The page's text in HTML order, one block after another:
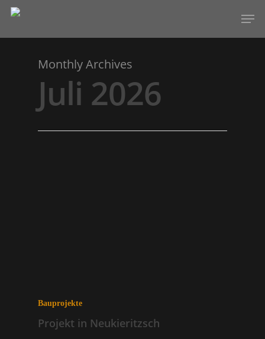
Hit enter to search or ESC to close
Monthly Archives
Juli 2026
Bauprojekte
Projekt in Neukieritzsch